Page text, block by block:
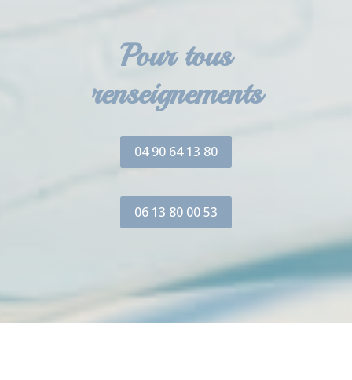
Pour tous
renseignements
04 90 64 13 80
06 13 80 00 53